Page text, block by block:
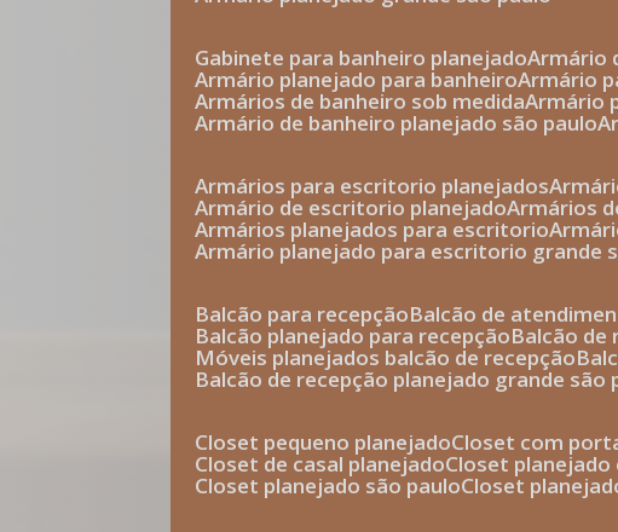
gabinete para banheiro planejado
armário planejado para banheiro armário
armários de banheiro sob medida armário
armário de banheiro planejado são paulo
armários para escritorio planejados
armário de escritorio planejado armários
armários planejados para escritorio
armário planejado para escritorio grande
balcão para recepção
balcão de
balcão planejado para recepção balcão
móveis planejados balcão de recepção
balcão de recepção planejado grande são
closet pequeno planejado closet com
closet de casal planejado closet planejado
closet planejado são paulo closet